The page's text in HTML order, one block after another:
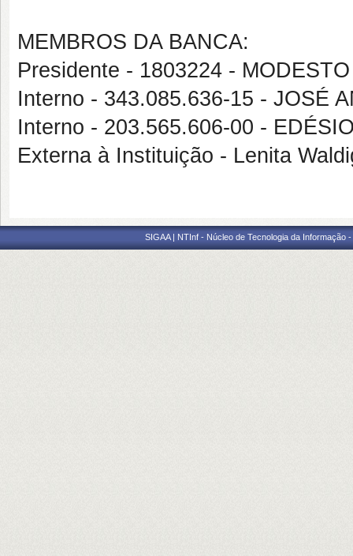
MEMBROS DA BANCA:
Presidente - 1803224 -
Interno - 343.085.636-15 - JOSÉ
Interno - 203.565.606-00 -
Externa à Instituição - Lenita
SIGAA | NTInf - Núcleo de Tecnologia da